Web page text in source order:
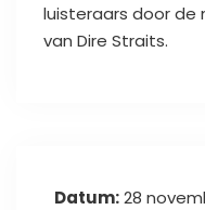
luisteraars door de
van Dire Straits.
Datum:28